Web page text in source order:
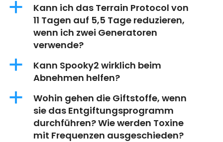
a
Kann ich das Terrain Protocol von
11 Tagen auf 5,5 Tage reduzieren,
wenn ich zwei Generatoren
verwende?
a
Kann Spooky2 wirklich beim
Abnehmen helfen?
a
Wohin gehen die Giftstoffe, wenn
sie das Entgiftungsprogramm
durchführen? Wie werden Toxine
mit Frequenzen ausgeschieden?